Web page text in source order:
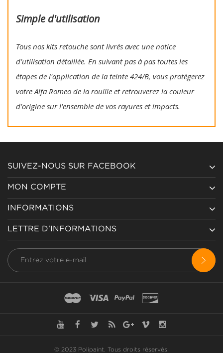
Simple d'utilisation
Tous nos kits retouche sont livrés avec une notice
d'utilisation détaillée. En suivant pas à pas toutes les
étapes de l'application de la teinte 424/B, vous protègerez
votre Alfa Romeo de la rouille et retrouverez la couleur
d'origine sur l'ensemble de vos rayures et impacts.
SUIVEZ-NOUS SUR FACEBOOK
MON COMPTE
INFORMATIONS
LETTRE D'INFORMATIONS
© 2023 Polipaint. Tous droits réservés.